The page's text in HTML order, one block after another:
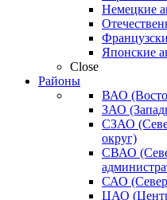
Немецкие
Японские
Close
Районы
ВАО
ЗАО
СЗАО
округ)
СВАО
САО
ЦАО